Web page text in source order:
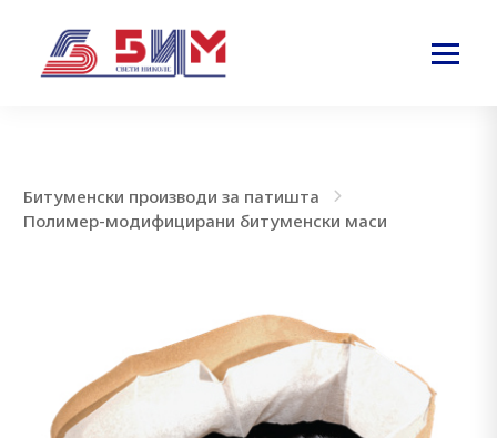
Битуменски производи за патишта
Полимер-модифицирани битуменски маси